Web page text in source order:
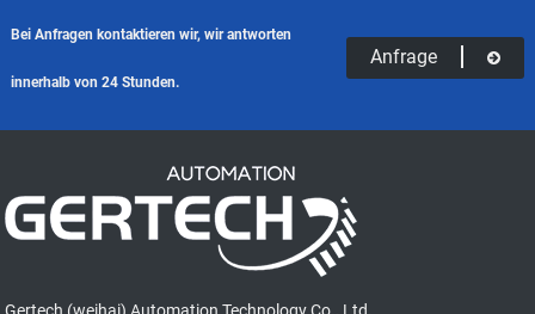
Bei Anfragen kontaktieren wir, wir antworten
innerhalb von 24 Stunden.
Anfrage